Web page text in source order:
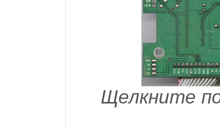
Щелкните